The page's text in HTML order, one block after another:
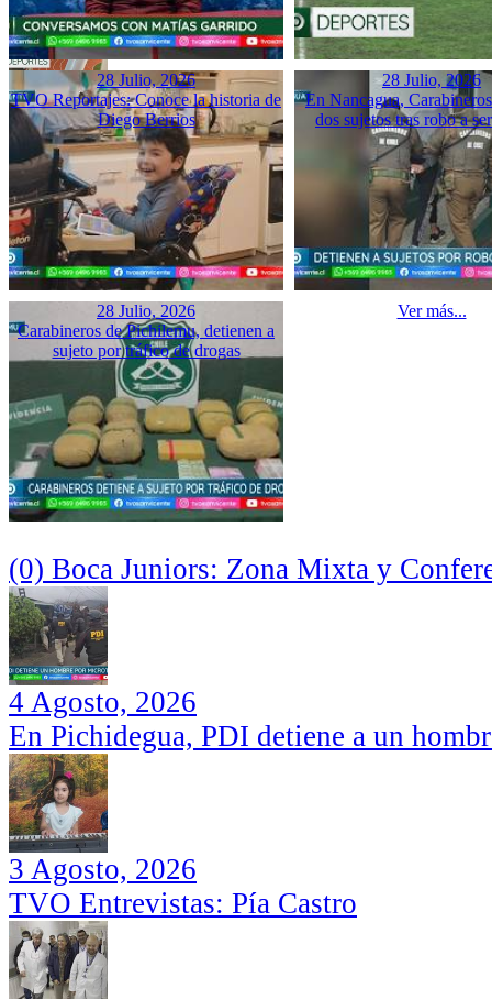
28 Julio, 2026
TVO Reportajes: Conoce la historia de
Diego Berrios
28 Julio, 2026
En Nancagua,
dos sujetos tras robo a
28 Julio, 2026
Carabineros de Pichilemu, detienen a
sujeto por tráfico de drogas
Ver más...
(0) Boca Juniors: Zona Mixta y
4 Agosto, 2026
En Pichidegua, PDI detiene a un
3 Agosto, 2026
TVO Entrevistas: Pía Castro